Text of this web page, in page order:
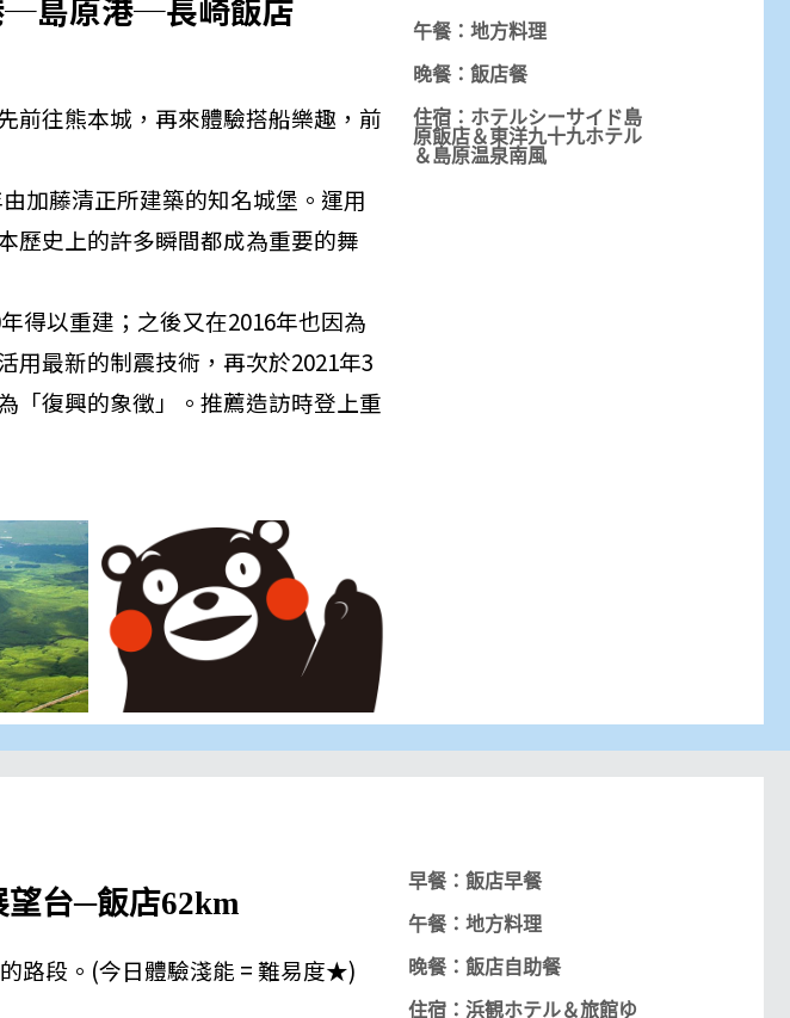
島原港─長崎飯店
前往熊本城，再來體驗搭船樂趣，前
加藤清正所建築的知名城堡。運用
歷史上的許多瞬間都成為重要的舞
得以重建；之後又在2016年也因為
用最新的制震技術，再次於2021年3
「復興的象徵」。推薦造訪時登上重
午餐：地方料理
晚餐：飯店餐
住宿：ホテルシーサイド島
原飯店＆東洋九十九ホテル
＆島原温泉南風
台─飯店62km
路段。 (今日體驗淺能 =難易度★)
早餐：飯店早餐
午餐：地方料理
晚餐：飯店自助餐
住宿：浜観ホテル＆旅館ゆ